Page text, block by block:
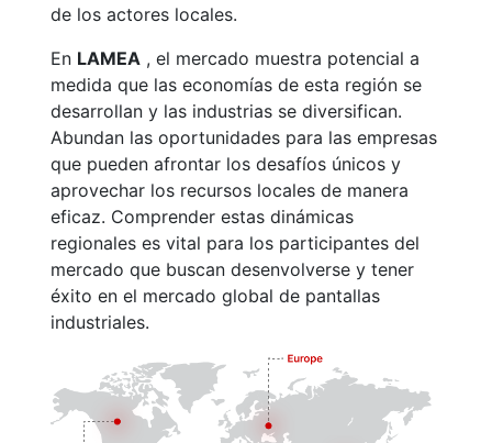
de los actores locales.
En LAMEA , el mercado muestra potencial a
medida que las economías de esta región se
desarrollan y las industrias se diversifican.
Abundan las oportunidades para las empresas
que pueden afrontar los desafíos únicos y
aprovechar los recursos locales de manera
eficaz. Comprender estas dinámicas
regionales es vital para los participantes del
mercado que buscan desenvolverse y tener
éxito en el mercado global de pantallas
industriales.